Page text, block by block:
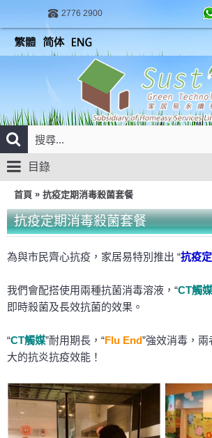
2776 2900
目錄
首頁 » 抗疫定期消毒殺菌套餐
抗疫定期消毒殺菌套餐
為與市民齊心抗疫，家居易特別推出 “抗疫
我們會配搭使用兩種抗菌消毒溶液，“CT觸媒
即時殺菌及長效抗菌的效果。
“CT觸媒”耐用期長，“Flu End”強效消毒，
大的抗炎抗疫效能！